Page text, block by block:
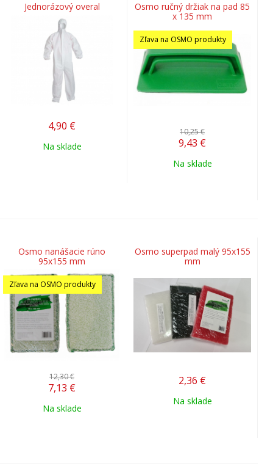
Jednorázový overal
4,90 €
Na sklade
Osmo ručný držiak na pad 85
x 135 mm
Zľava na OSMO produkty
10,25 €
9,43 €
Na sklade
Osmo nanášacie rúno
95x155 mm
Zľava na OSMO produkty
12,30 €
7,13 €
Na sklade
Osmo superpad malý 95x155
mm
2,36 €
Na sklade